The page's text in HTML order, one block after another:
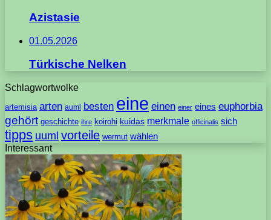
Azistasie
01.05.2026
Türkische Nelken
Schlagwortwolke
artemisia arten auml besten eine einen einer eines euphorbia
gehört geschichte ihre koirohi kuidas merkmale officinalis sich
tipps uuml vorteile wermut wählen
Interessant